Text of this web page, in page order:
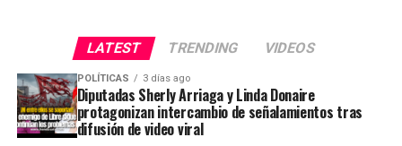
LATEST TRENDING VIDEOS
POLÍTICAS 3 días ago
Diputadas Sherly Arriaga y Linda Donaire
protagonizan intercambio de señalamientos tras
difusión de video viral